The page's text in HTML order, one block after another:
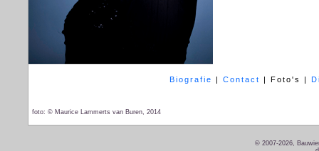
Biografie | Contact | Foto's |
foto: © Maurice Lammerts van Buren, 2014
© 2007-2026,